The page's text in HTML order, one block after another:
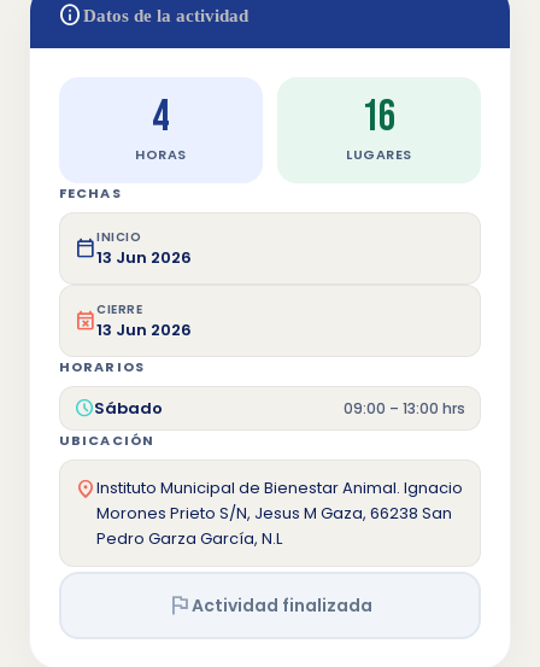
infoDatos de la actividad
4
HORAS
16
LUGARES
FECHAS
calendar_todayINICIO
13 Jun 2026
event_busyCIERRE
13 Jun 2026
HORARIOS
scheduleSábado 09:00 – 13:00 hrs
UBICACIÓN
location_onInstituto Municipal de Bienestar Animal. Ignacio
Morones Prieto S/N, Jesus M Gaza, 66238 San
Pedro Garza García, N.L
flagActividad finalizada